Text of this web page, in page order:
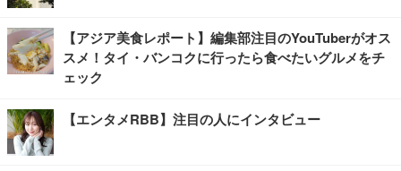
【アジア美食レポート】編集部注目のYouTuberがオス
スメ！タイ・バンコクに行ったら食べたいグルメをチ
ェック
【エンタメRBB】注目の人にインタビュー